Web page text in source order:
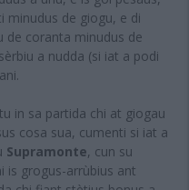
minudus de giogu, e di
de coranta minudus de
a nudda (si iat a podi
in sa partida chi at giogau
cosa sua, cumenti si iat a
Supramonte, cun su
is grogus-arrùbius ant